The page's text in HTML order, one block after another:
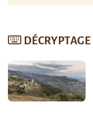
DÉCRYPTAGE